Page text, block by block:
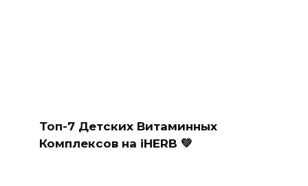
Топ-7 Детских Витаминных
Комплексов на iHERB 💚